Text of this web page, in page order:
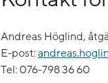
Andreas Höglind,
E-post:
Tel: 076-798 36 60